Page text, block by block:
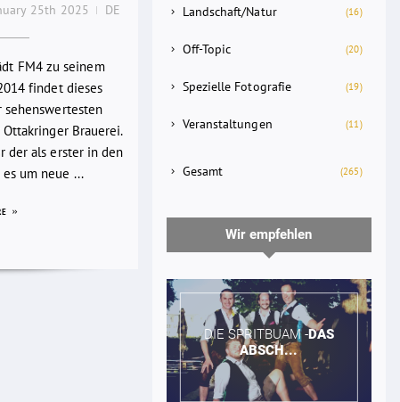
25th 2025 DE
FM4 zu seinem
findet dieses
Brauerei.
der als erster in den
um neue ...
Landschaft/Natur (16)
Off-Topic (20)
Spezielle Fotografie (19)
Veranstaltungen (11)
Gesamt (265)
Wir empfehlen
DIE SPRITBUAM -​DAS
ABSCH...